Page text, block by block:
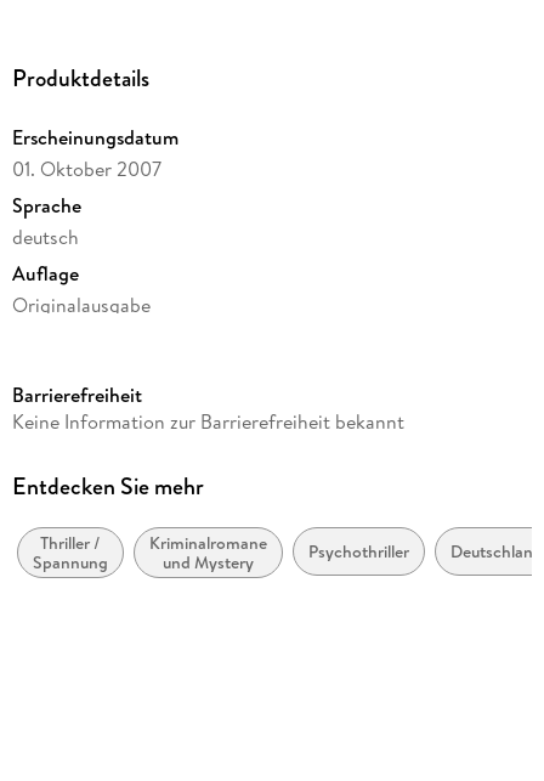
Produktdetails
Erscheinungsdatum
01. Oktober 2007
Sprache
deutsch
Auflage
Originalausgabe
Autor/Autorin
Verlag/Hersteller
Produktart
kartoniert
Barrierefreiheit
Keine Information zur Barrierefreiheit bekannt
Entdecken Sie mehr
Thriller /
Spannung
Kriminalromane
und Mystery
Psychothriller Deutschland